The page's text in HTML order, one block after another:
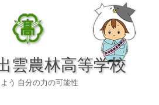
雲農林高等学校
う 自分の力の可能性